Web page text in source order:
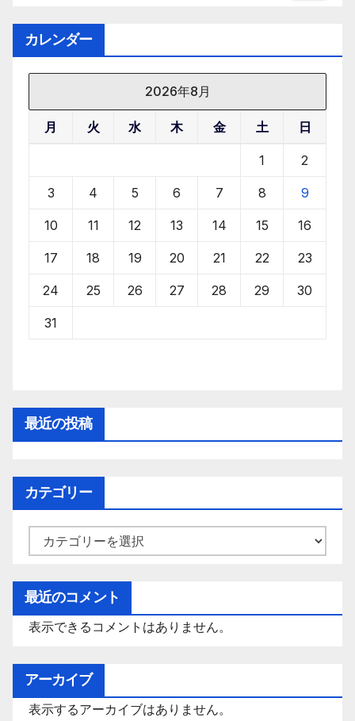
k
カレンダー
2026年8月
月 火 水 木 金 土 日
1 2
3 4 5 6 7 8 9
10 11 12 13 14 15 16
17 18 19 20 21 22 23
24 25 26 27 28 29 30
31
最近の投稿
カテゴリー
テ
ゴ
リ
ー
最近のコメント
表示できるコメントはありません。
アーカイブ
表示するアーカイブはありません。